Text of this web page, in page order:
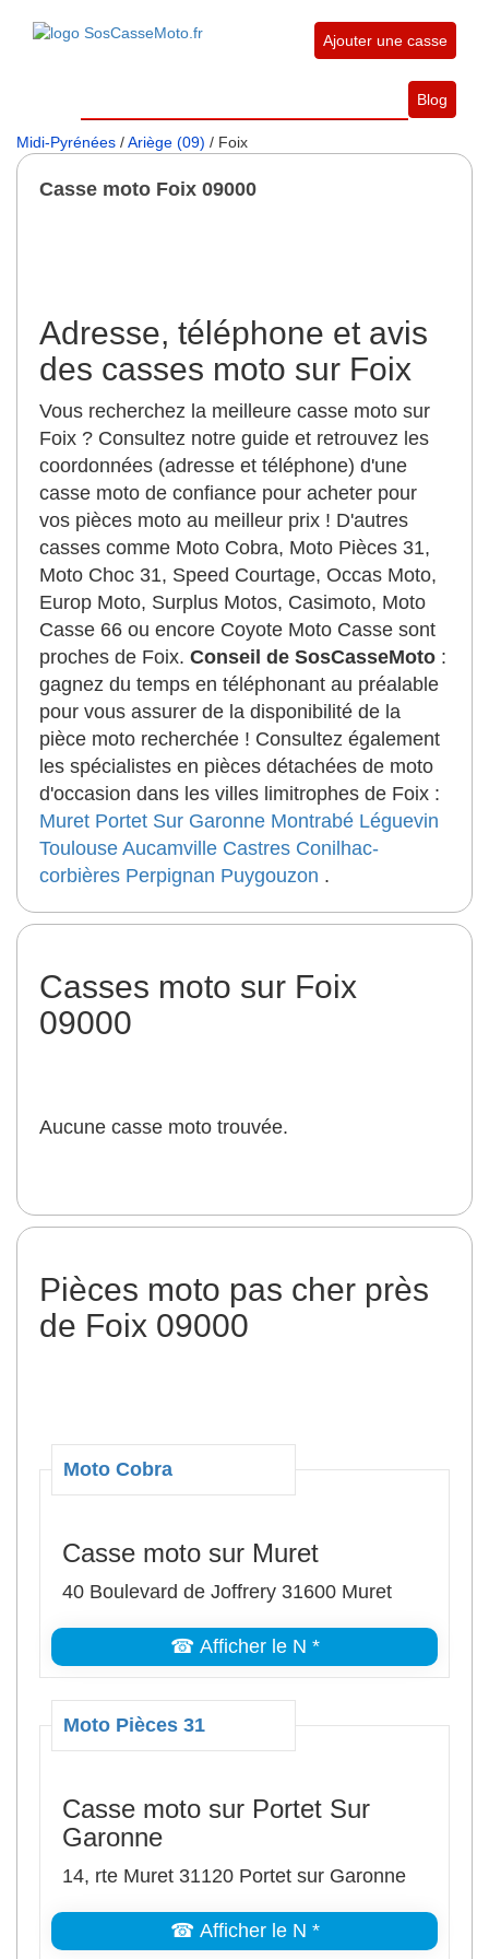
Ajouter une casse
Blog
Midi-Pyrénées /Ariège (09) / Foix
Casse moto Foix 09000
Adresse, téléphone et avis
des casses moto sur Foix
Vous recherchez la meilleure casse moto sur
Foix ? Consultez notre guide et retrouvez les
coordonnées (adresse et téléphone) d'une
casse moto de confiance pour acheter pour
vos pièces moto au meilleur prix ! D'autres
casses comme Moto Cobra, Moto Pièces 31,
Moto Choc 31, Speed Courtage, Occas Moto,
Europ Moto, Surplus Motos, Casimoto, Moto
Casse 66 ou encore Coyote Moto Casse sont
proches de Foix. Conseil de SosCasseMoto :
gagnez du temps en téléphonant au préalable
pour vous assurer de la disponibilité de la
pièce moto recherchée ! Consultez également
les spécialistes en pièces détachées de moto
d'occasion dans les villes limitrophes de Foix :
Muret Portet Sur Garonne Montrabé Léguevin
Toulouse Aucamville Castres Conilhac-
corbières Perpignan Puygouzon .
Casses moto sur Foix
09000
Aucune casse moto trouvée.
Pièces moto pas cher près
de Foix 09000
Moto Cobra
Casse moto sur Muret
40 Boulevard de Joffrery 31600 Muret
☎ Afficher le N *
Moto Pièces 31
Casse moto sur Portet Sur
Garonne
14, rte Muret 31120 Portet sur Garonne
☎ Afficher le N *